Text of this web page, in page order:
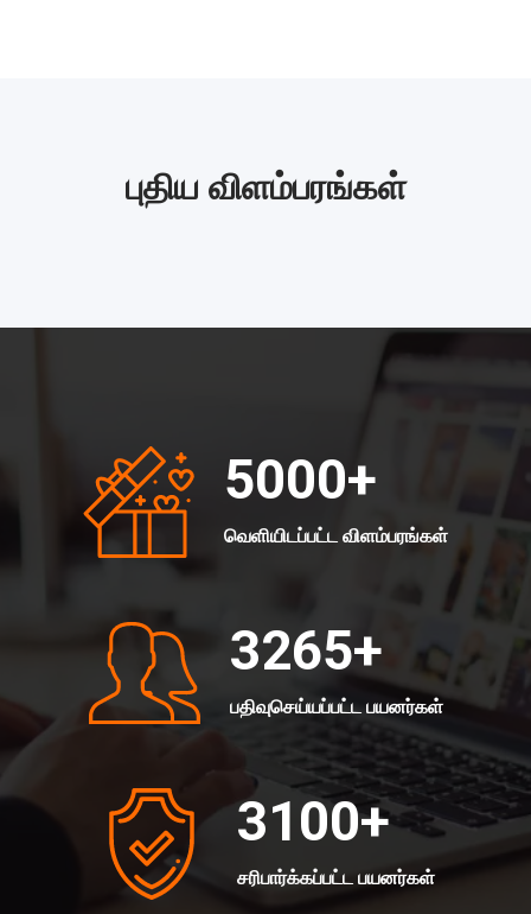
புதிய விளம்பரங்கள்
5000+
வெளியிடப்பட்ட விளம்பரங்கள்
3265+
பதிவுசெய்யப்பட்ட பயனர்கள்
3100+
சரிபார்க்கப்பட்ட பயனர்கள்